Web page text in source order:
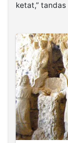
ketat,” tandas